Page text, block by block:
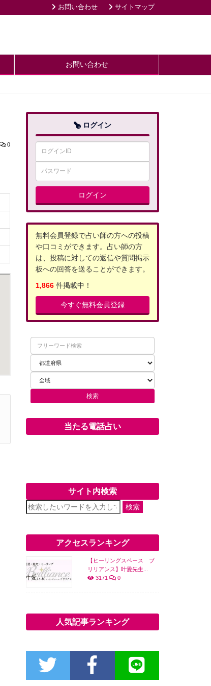
お問い合わせ サイトマップ
お問い合わせ
0
ログイン
ログイン
無料会員登録で占い師の方への投稿
や口コミができます。占い師の方
は、投稿に対しての返信や質問掲示
板への回答を送ることができます。
1,866件掲載中！
今すぐ無料会員登録
当たる電話占い
サイト内検索
検索
アクセスランキング
【ヒーリングスペース ブ
リリアンス】叶愛先生...
3171
0
人気記事ランキング